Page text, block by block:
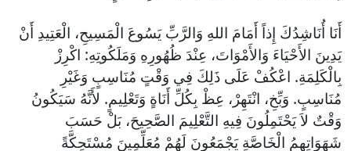
أَنَا أُنَاشِدُكَ إِذاً أَمَامَ اللهِ وَالرَّبِّ يَسُوعَ الْمَسِيحِ، الْعَتِيدِ أَنْ
يَدِينَ الأَحْيَاءَ وَالأَمْوَاتَ، عِنْدَ ظُهُورِهِ وَمَلَكُوتِهِ: اكْرِزْ
بِالْكَلِمَةِ. اعْكُفْ عَلَى ذَلِكَ فِي وَقْتٍ مُنَاسِبٍ وَغَيْرِ
مُنَاسِبٍ. وَبِّخِ، انْتَهِرْ، عِظْ بِكُلِّ أَنَاةٍ وَتَعْلِيمٍ. لأَنَّهُ سَيَكُونُ
وَقْتٌ لاَ يَحْتَمِلُونَ فِيهِ التَّعْلِيمَ الصَّحِيحَ، بَلْ حَسَبَ
شَهَوَاتِهِمُ الْخَاصَّةِ يَجْمَعُونَ لَهُمْ مُعَلِّمِينَ مُسْتَحِكَّةً